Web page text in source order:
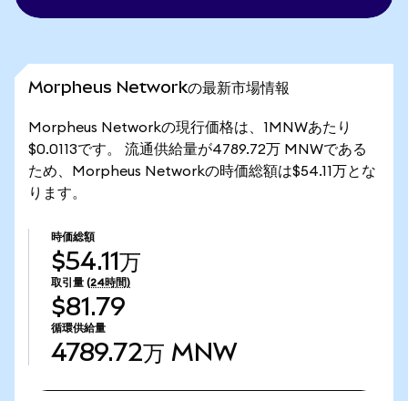
Morpheus Networkの最新市場情報
Morpheus Networkの現行価格は、1MNWあたり
$0.0113です。 流通供給量が4789.72万 MNWである
ため、Morpheus Networkの時価総額は$54.11万とな
ります。
時価総額
$54.11万
取引量 (24時間)
$81.79
循環供給量
4789.72万 MNW